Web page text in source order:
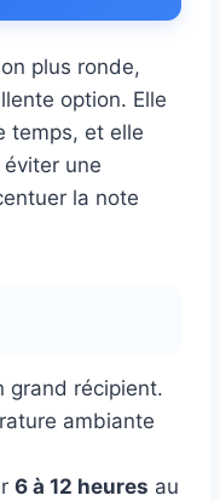
plus ronde,
option. Elle
temps, et elle
une
la note
grand récipient.
ambiante
6 à 12 heures au